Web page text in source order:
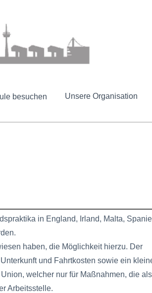
besuchen Unsere Organisation
in England, Irland, Malta,
haben, die Möglichkeit hierzu. Der
und Fahrtkosten sowie ein
welcher nur für Maßnahmen, die als
Arbeitsstelle.